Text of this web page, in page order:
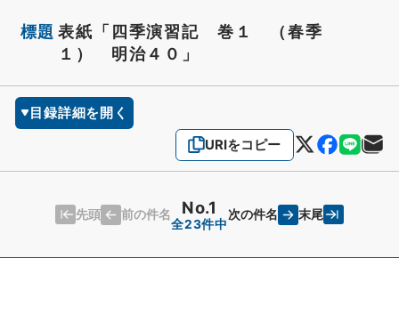
標題 表紙「四季演習記 巻１ （春季
１） 明治４０」
目録詳細を開く
URIをコピー
先頭 前の件名 No.1
全23件中
次の件名 末尾